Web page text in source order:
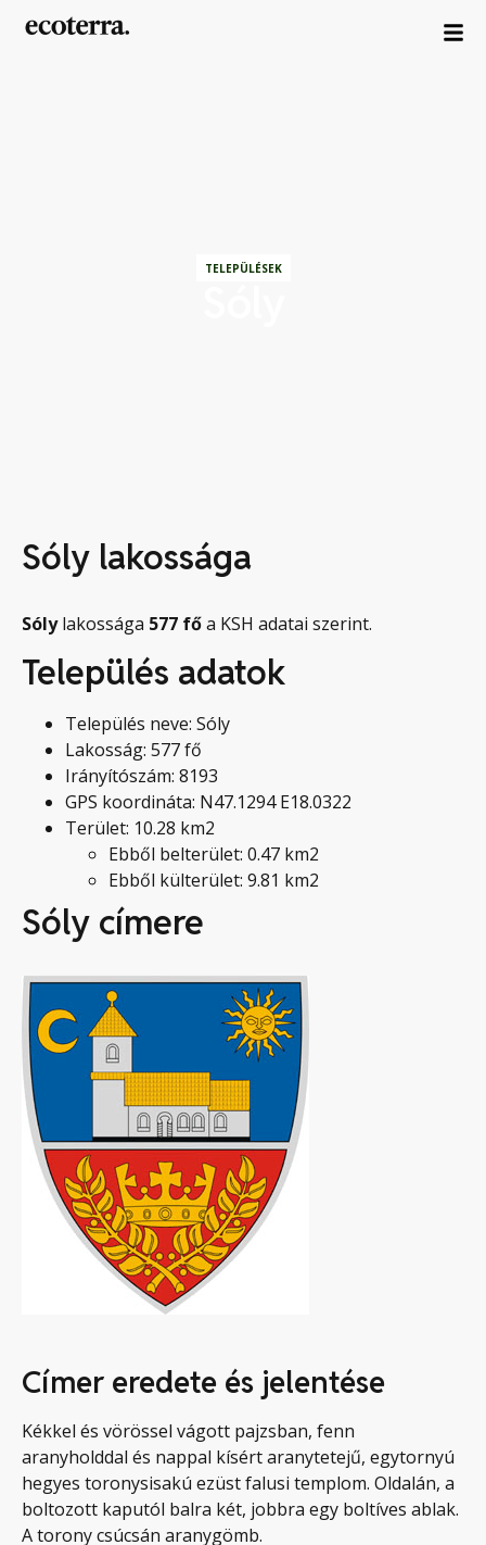
TELEPÜLÉSEK
Sóly lakossága
Sólylakossága 577 főa KSH adatai szerint.
Település adatok
Település neve: Sóly
Lakosság: 577 fő
Irányítószám: 8193
GPS koordináta: N47.1294 E18.0322
Terület: 10.28 km2
Ebből belterület: 0.47 km2
Ebből külterület: 9.81 km2
Sóly címere
Címer eredete és jelentése
Kékkel és vörössel vágott pajzsban, fenn
aranyholddal és nappal kísért aranytetejű, egytornyú
hegyes toronysisakú ezüst falusi templom. Oldalán, a
boltozott kaputól balra két, jobbra egy boltíves ablak.
A torony csúcsán aranygömb.